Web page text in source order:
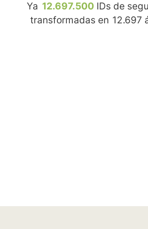
Ya 12.697.500 IDs de
transformadas en 12.697